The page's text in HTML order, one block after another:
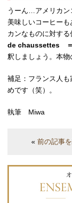
うーん…アメリカン
美味しいコーヒー
カンなものに対す
de chaussettes
釈しましょう。本物
補足：フランス人
めです（笑）。
執筆 Miwa
«前の記事